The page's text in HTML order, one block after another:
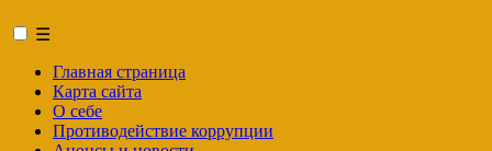
☰
Главная страница
Карта сайта
О себе
Противодействие коррупции